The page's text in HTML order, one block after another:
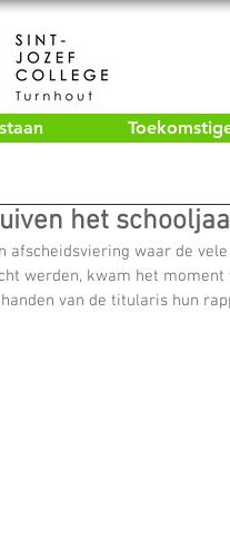
het
afscheidsviering waar de
werden, kwam het
van de titularis hun